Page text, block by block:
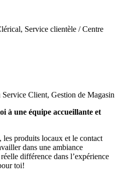
Service clientèle / Centre
Client, Gestion de Magasin
à une équipe accueillante et
les produits locaux et le contact
dans une ambiance
différence dans l’expérience
toi!